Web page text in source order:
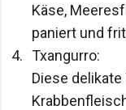
Käse,
paniert und
Txangurro:
Diese